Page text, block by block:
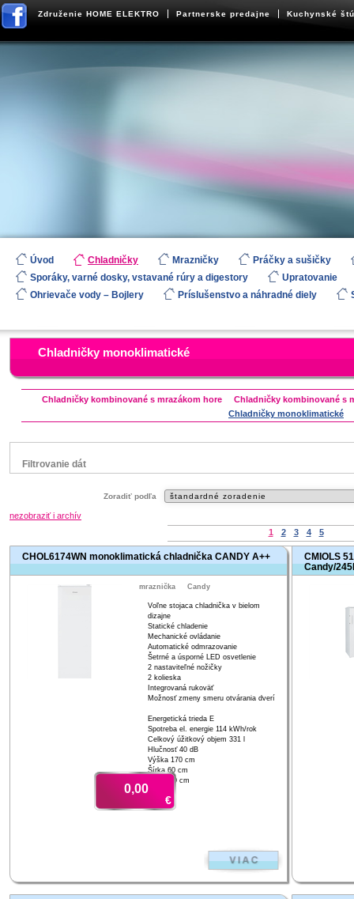
Združenie HOME ELEKTRO Partnerske predajne Kuchynské
Úvod Chladničky Mrazničky
Práčky a sušičky
Sporáky, varné dosky, vstavané rúry a digestory
Upratovanie
Ohrievače vody – Bojlery
Príslušenstvo a náhradné diely
Chladničky monoklimatické
Chladničky kombinované s mrazákom hore
Chladničky kombinované s
Chladničky monoklimatické
Filtrovanie dát
Zanussi
Status
Zľavnený výrobok
Zoradiť podľa
nezobraziť i archív
1
2 3 4 5
CHOL6174WN monoklimatická chladnička CANDY A++
mraznička Candy
Voľne stojaca chladnička v bielom
dizajne
Statické chladenie
Mechanické ovládanie
Automatické odmrazovanie
Šetrné a úsporné LED osvetlenie
2 nastaviteľné nožičky
2 kolieska
Integrovaná rukoväť
Možnosť zmeny smeru otvárania dverí
Energetická trieda E
Spotreba el. energie 114 kWh/rok
Celkový úžitkový objem 331 l
Hlučnosť 40 dB
Výška 170 cm
Šírka 60 cm
Hĺbka 60 cm
0,00
€
CMIOLS
Candy/